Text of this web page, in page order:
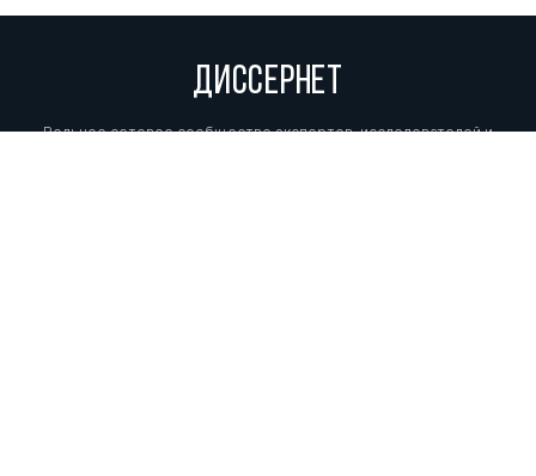
ДИССЕРНЕТ
Вольное сетевое сообщество экспертов, исследователей и